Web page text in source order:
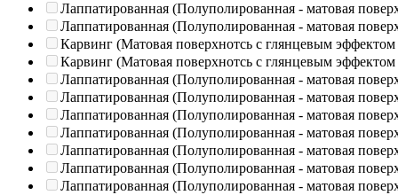
Лаппатированная (Полуполированная - матовая
Лаппатированная (Полуполированная - матовая
Карвинг (Матовая поверхнотсь с глянцевым эффектом
Карвинг (Матовая поверхнотсь с глянцевым эффектом
Лаппатированная (Полуполированная - матовая
Лаппатированная (Полуполированная - матовая
Лаппатированная (Полуполированная - матовая
Лаппатированная (Полуполированная - матовая
Лаппатированная (Полуполированная - матовая
Лаппатированная (Полуполированная - матовая
Лаппатированная (Полуполированная - матовая